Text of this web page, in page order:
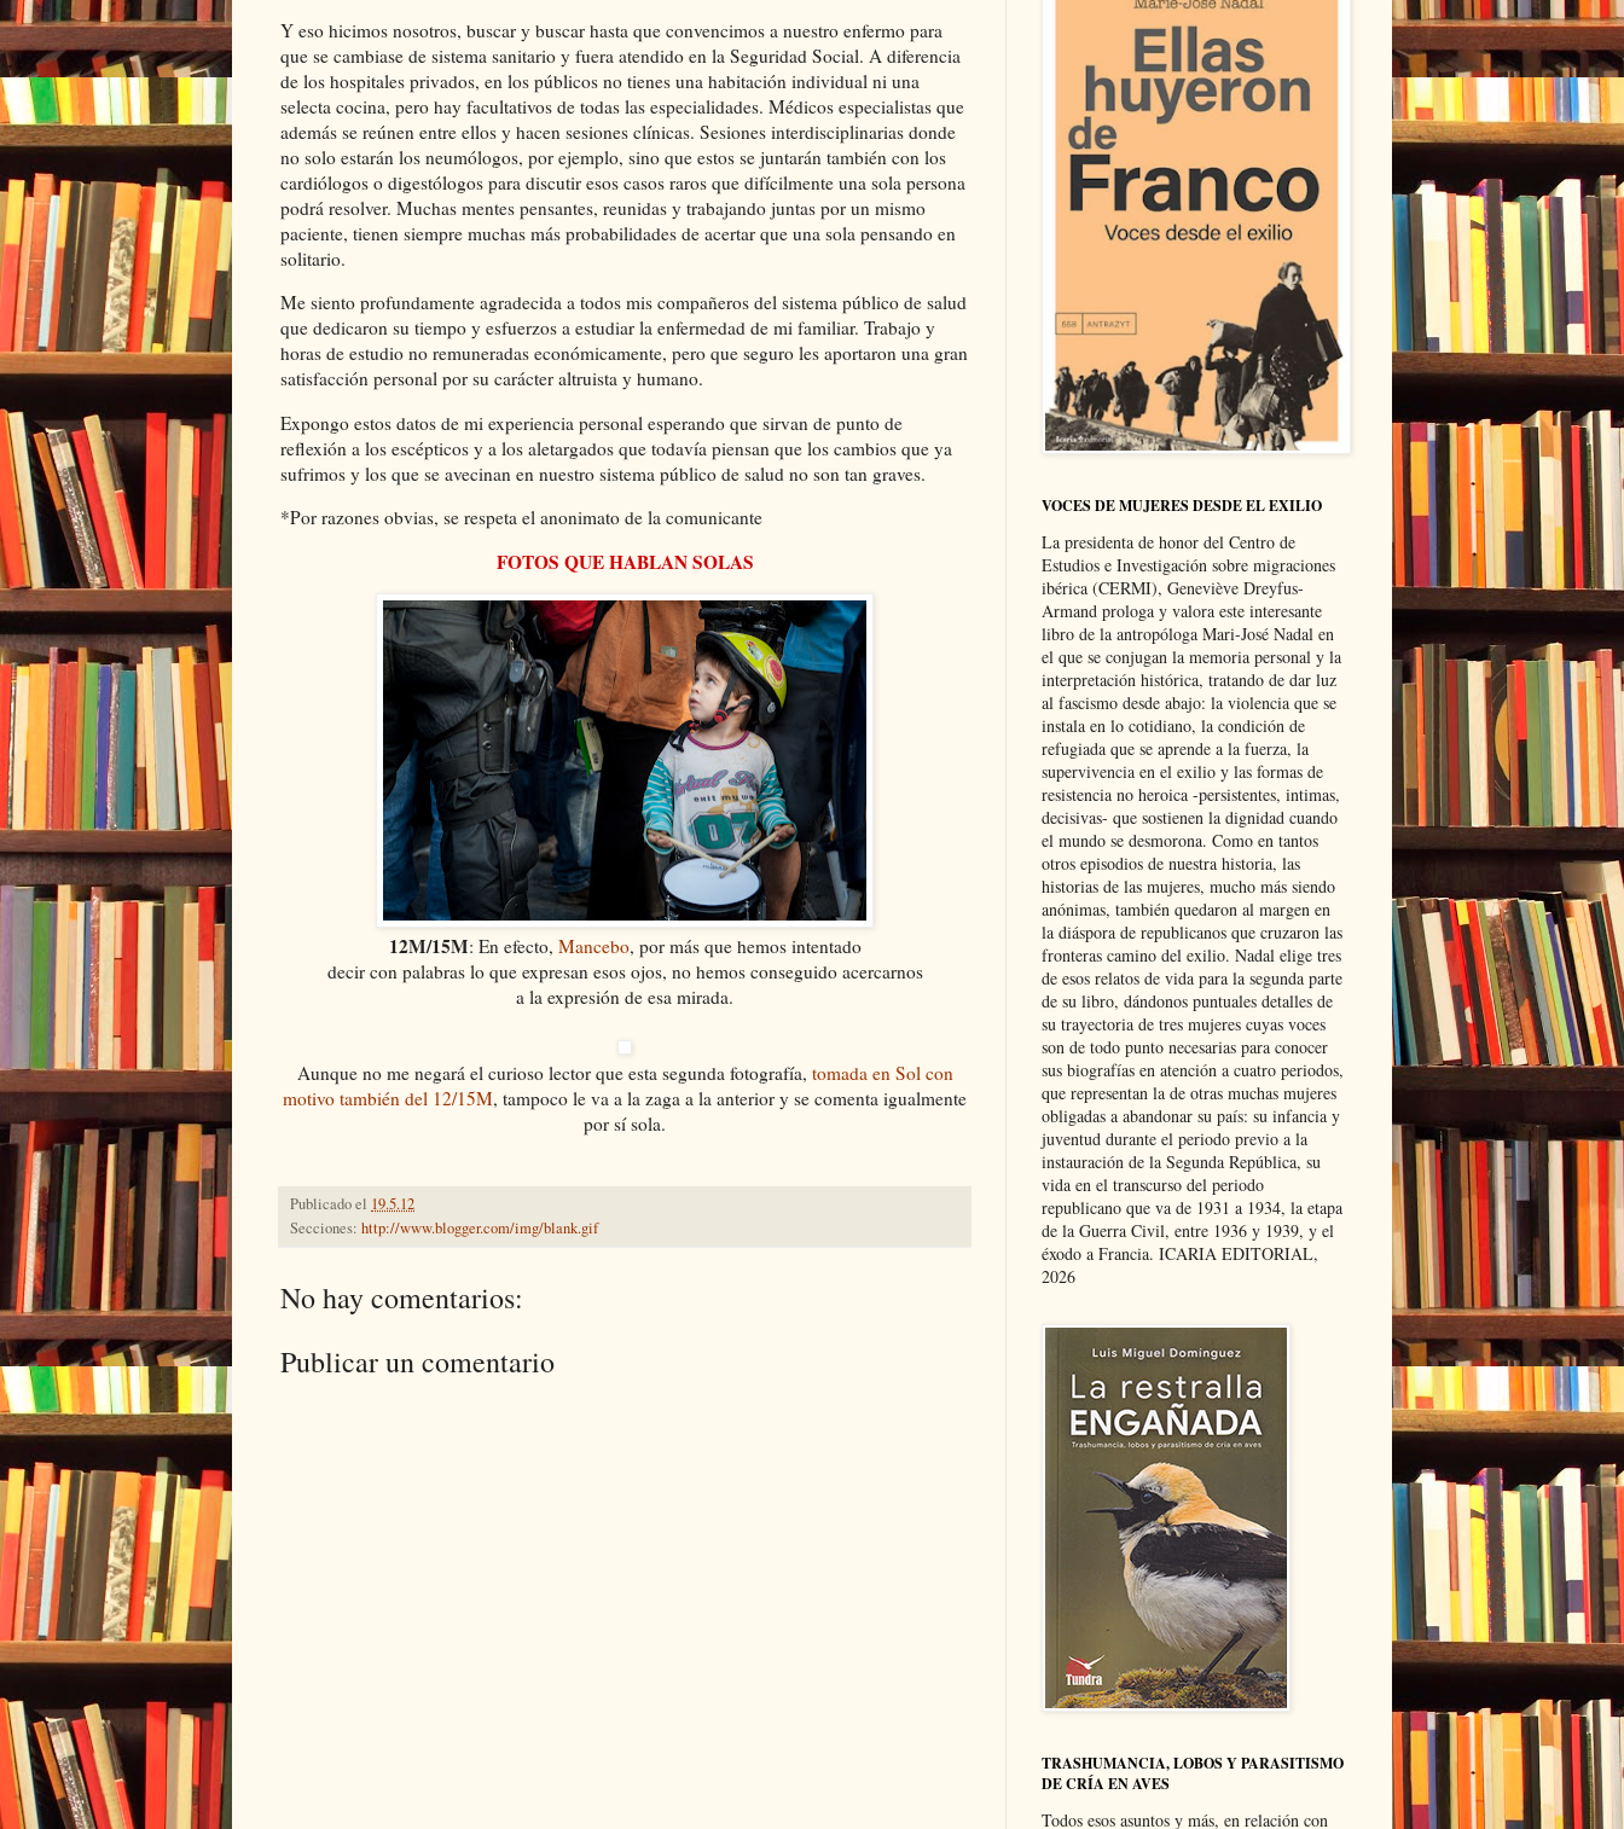
Y eso hicimos nosotros, buscar y buscar hasta que convencimos a nuestro enfermo para
que se cambiase de sistema sanitario y fuera atendido en la Seguridad Social. A diferencia
de los hospitales privados, en los públicos no tienes una habitación individual ni una
selecta cocina, pero hay facultativos de todas las especialidades. Médicos especialistas que
además se reúnen entre ellos y hacen sesiones clínicas. Sesiones interdisciplinarias donde
no solo estarán los neumólogos, por ejemplo, sino que estos se juntarán también con los
cardiólogos o digestólogos para discutir esos casos raros que difícilmente una sola persona
podrá resolver. Muchas mentes pensantes, reunidas y trabajando juntas por un mismo
paciente, tienen siempre muchas más probabilidades de acertar que una sola pensando en
solitario.
Me siento profundamente agradecida a todos mis compañeros del sistema público de salud
que dedicaron su tiempo y esfuerzos a estudiar la enfermedad de mi familiar. Trabajo y
horas de estudio no remuneradas económicamente, pero que seguro les aportaron una gran
satisfacción personal por su carácter altruista y humano.
Expongo estos datos de mi experiencia personal esperando que sirvan de punto de
reflexión a los escépticos y a los aletargados que todavía piensan que los cambios que ya
sufrimos y los que se avecinan en nuestro sistema público de salud no son tan graves.
*Por razones obvias, se respeta el anonimato de la comunicante
FOTOS QUE HABLAN SOLAS
12M/15M: En efecto, Mancebo, por más que hemos intentado
decir con palabras lo que expresan esos ojos, no hemos conseguido acercarnos
a la expresión de esa mirada.
Aunque no me negará el curioso lector que esta segunda fotografía, tomada en Sol con
motivo también del 12/15M, tampoco le va a la zaga a la anterior y se comenta igualmente
por sí sola.
Publicado el 19.5.12
Secciones: http://www.blogger.com/img/blank.gif
No hay comentarios:
Publicar un comentario
VOCES DE MUJERES DESDE EL EXILIO
La presidenta de honor del Centro de
Estudios e Investigación sobre migraciones
ibérica (CERMI), Geneviève Dreyfus-
Armand prologa y valora este interesante
libro de la antropóloga Mari-José Nadal en
el que se conjugan la memoria personal y la
interpretación histórica, tratando de dar luz
al fascismo desde abajo: la violencia que se
instala en lo cotidiano, la condición de
refugiada que se aprende a la fuerza, la
supervivencia en el exilio y las formas de
resistencia no heroica -persistentes, intimas,
decisivas- que sostienen la dignidad cuando
el mundo se desmorona. Como en tantos
otros episodios de nuestra historia, las
historias de las mujeres, mucho más siendo
anónimas, también quedaron al margen en
la diáspora de republicanos que cruzaron las
fronteras camino del exilio. Nadal elige tres
de esos relatos de vida para la segunda parte
de su libro, dándonos puntuales detalles de
su trayectoria de tres mujeres cuyas voces
son de todo punto necesarias para conocer
sus biografías en atención a cuatro periodos,
que representan la de otras muchas mujeres
obligadas a abandonar su país: su infancia y
juventud durante el periodo previo a la
instauración de la Segunda República, su
vida en el transcurso del periodo
republicano que va de 1931 a 1934, la etapa
de la Guerra Civil, entre 1936 y 1939, y el
éxodo a Francia. ICARIA EDITORIAL,
2026
TRASHUMANCIA, LOBOS Y PARASITISMO
DE CRÍA EN AVES
Todos esos asuntos y más, en relación con